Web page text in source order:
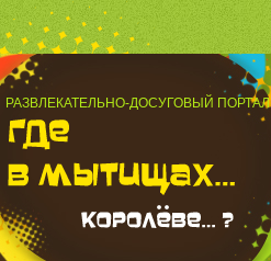
РАЗВЛЕКАТЕЛЬНО-ДОСУГОВЫЙ ПОРТАЛ